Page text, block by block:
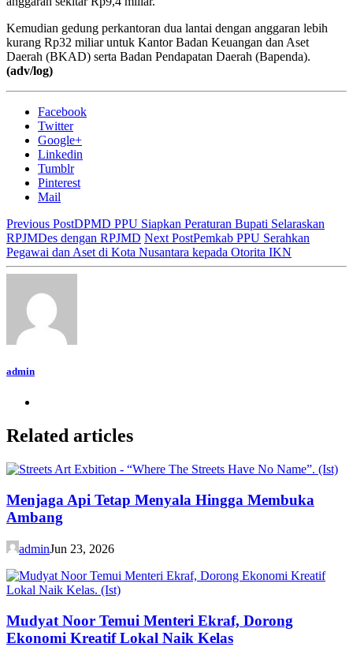
Kemudian gedung perkantoran dua lantai dengan anggaran lebih
kurang Rp32 miliar untuk Kantor Badan Keuangan dan Aset
Daerah (BKAD) serta Badan Pendapatan Daerah (Bapenda).
(adv/log)
Facebook
Twitter
Google+
Linkedin
Tumblr
Pinterest
Mail
Previous PostDPMD PPU Siapkan Peraturan Bupati Selaraskan
RPJMDes dengan RPJMD Next PostPemkab PPU Serahkan
Pegawai dan Aset di Kota Nusantara kepada Otorita IKN
admin
Related articles
Menjaga Api Tetap Menyala Hingga Membuka
Ambang
adminJun 23, 2026
Mudyat Noor Temui Menteri Ekraf, Dorong
Ekonomi Kreatif Lokal Naik Kelas